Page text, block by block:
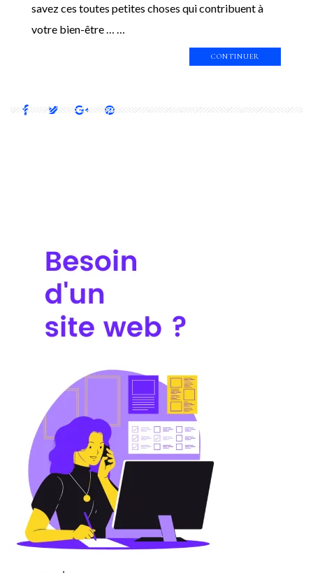
savez ces toutes petites choses qui contribuent à
votre bien-être … …
CONTINUER